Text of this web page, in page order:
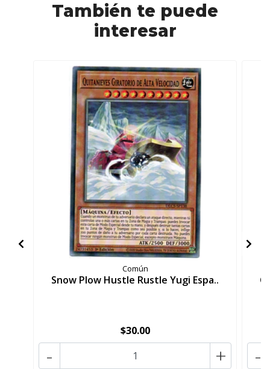
También te puede
interesar
Común
Snow Plow Hustle Rustle Yugi Espa..
$30.00
+
- -